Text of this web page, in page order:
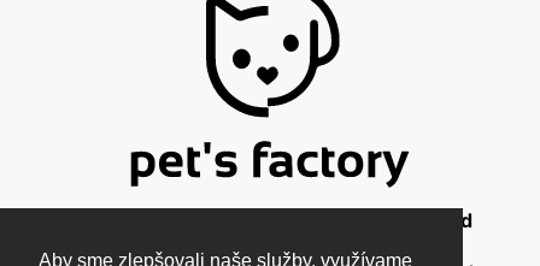
Aby sme zlepšovali naše služby, využívame
© 2026 Pet's Factory - All Rights Reserved